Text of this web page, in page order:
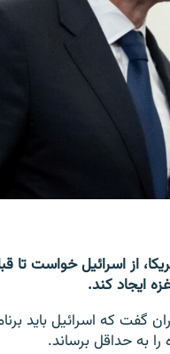
از اسرائیل خواست تا
ایجاد کند.
به خبرنگاران گفت که
به حداقل برساند.